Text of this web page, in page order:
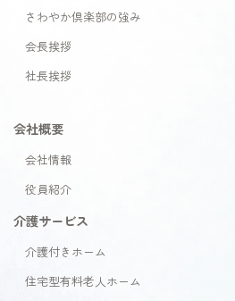
さわやか倶楽部の強み
会長挨拶
社長挨拶
会社概要
会社情報
役員紹介
介護サービス
介護付きホーム
住宅型有料老人ホーム